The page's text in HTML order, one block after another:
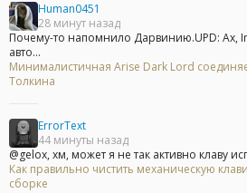
Human0451
28 минут назад
Почему-то напомнило Дарвинию.UPD: Ах,
авто...
Минималистичная Arise Dark Lord
Толкина
ErrorText
44 минуты назад
@gelox, хм, может я не так активно клаву
Как правильно чистить механическую
сборке